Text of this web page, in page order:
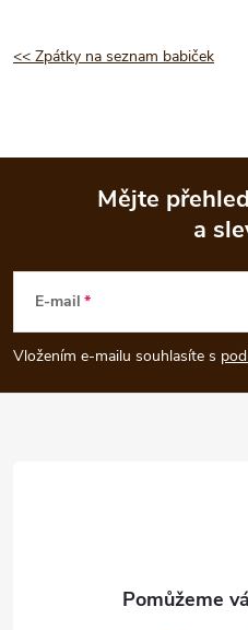
<< Zpátky na seznam babiček
p
a
Mějte
a
E-mail
Vložením e-mailu souhlasíte s